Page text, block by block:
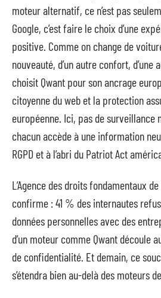
moteur alternatif, ce n’est pas
Google, c’est faire le choix d’une
positive. Comme on change de
nouveauté, d’un autre confort, d’une
choisit Qwant pour son ancrage
citoyenne du web et la protection
européenne. Ici, pas de surveillance
chacun accède à une information
RGPD et à l’abri du Patriot Act
L’Agence des droits fondamentaux
confirme : 41 % des internautes
données personnelles avec des
d’un moteur comme Qwant découle
de confidentialité. Et demain, ce
s’étendra bien au-delà des moteurs